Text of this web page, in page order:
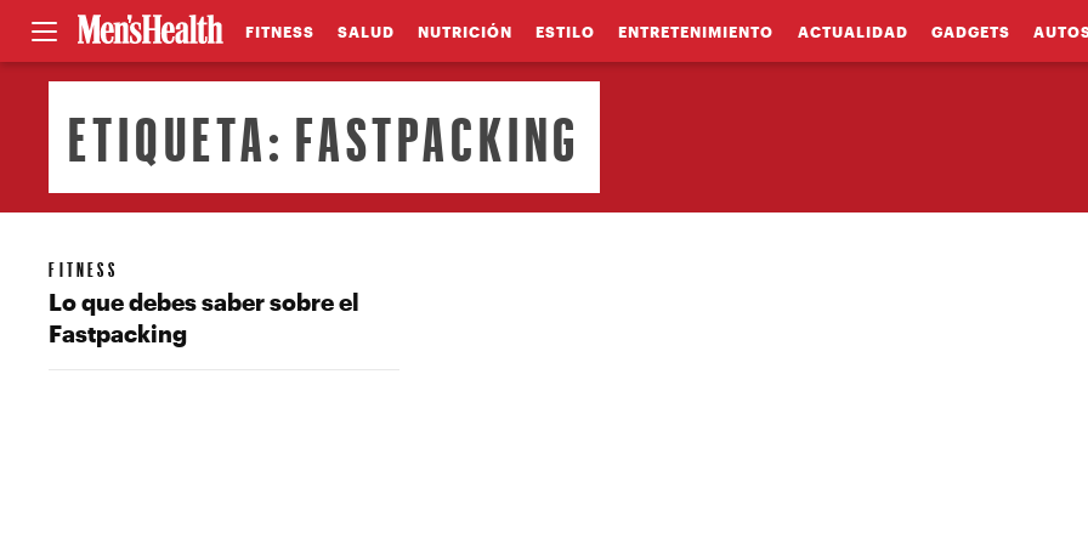
FITNESS SALUD NUTRICIÓN ESTILO ENTRETENIMIENTO ACTUALIDAD GADGETS
ETIQUETA: FASTPACKING
FITNESS
Lo que debes saber sobre el
Fastpacking